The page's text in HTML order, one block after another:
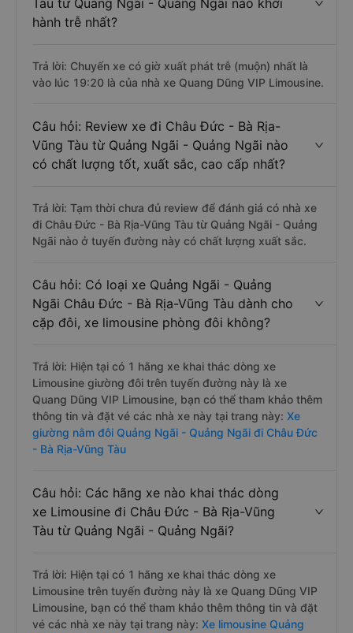
Tàu từ Quảng Ngãi - Quảng Ngãi nào khởi
hành trễ nhất?
Trả lời: Chuyến xe có giờ xuất phát trễ (muộn) nhất là
vào lúc 19:20 là của nhà xe Quang Dũng VIP Limousine.
Câu hỏi: Review xe đi Châu Đức - Bà Rịa-
Vũng Tàu từ Quảng Ngãi - Quảng Ngãi nào
có chất lượng tốt, xuất sắc, cao cấp nhất?
Trả lời: Tạm thời chưa đủ review để đánh giá có nhà xe
đi Châu Đức - Bà Rịa-Vũng Tàu từ Quảng Ngãi - Quảng
Ngãi nào ở tuyến đường này có chất lượng xuất sắc.
Câu hỏi: Có loại xe Quảng Ngãi - Quảng
Ngãi Châu Đức - Bà Rịa-Vũng Tàu dành cho
cặp đôi, xe limousine phòng đôi không?
Trả lời: Hiện tại có 1 hãng xe khai thác dòng xe
Limousine giường đôi trên tuyến đường này là xe
Quang Dũng VIP Limousine, bạn có thể tham khảo thêm
thông tin và đặt vé các nhà xe này tại trang này: Xe
giường nằm đôi Quảng Ngãi - Quảng Ngãi đi Châu Đức
- Bà Rịa-Vũng Tàu
Câu hỏi: Các hãng xe nào khai thác dòng
xe Limousine đi Châu Đức - Bà Rịa-Vũng
Tàu từ Quảng Ngãi - Quảng Ngãi?
Trả lời: Hiện tại có 1 hãng xe khai thác dòng xe
Limousine trên tuyến đường này là xe Quang Dũng VIP
Limousine, bạn có thể tham khảo thêm thông tin và đặt
vé các nhà xe này tại trang này: Xe limousine Quảng